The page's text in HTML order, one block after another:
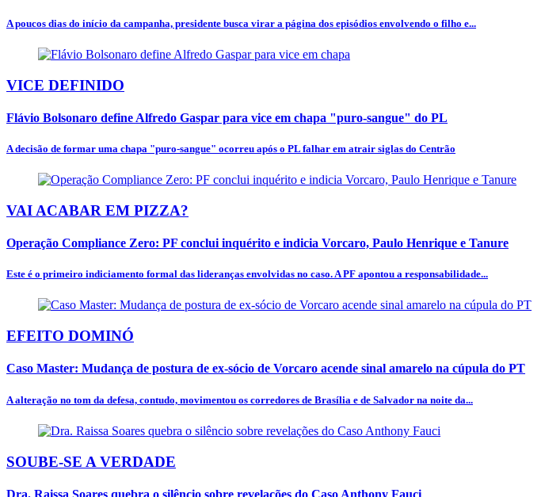
A poucos dias do início da campanha, presidente busca virar a página dos episódios envolvendo o filho e...
VICE DEFINIDO
Flávio Bolsonaro define Alfredo Gaspar para vice em chapa "puro-sangue" do PL
A decisão de formar uma chapa "puro-sangue" ocorreu após o PL falhar em atrair siglas do Centrão
VAI ACABAR EM PIZZA?
Operação Compliance Zero: PF conclui inquérito e indicia Vorcaro, Paulo Henrique e Tanure
Este é o primeiro indiciamento formal das lideranças envolvidas no caso. A PF apontou a responsabilidade...
EFEITO DOMINÓ
Caso Master: Mudança de postura de ex-sócio de Vorcaro acende sinal amarelo na cúpula do PT
A alteração no tom da defesa, contudo, movimentou os corredores de Brasília e de Salvador na noite da...
SOUBE-SE A VERDADE
Dra. Raissa Soares quebra o silêncio sobre revelações do Caso Anthony Fauci